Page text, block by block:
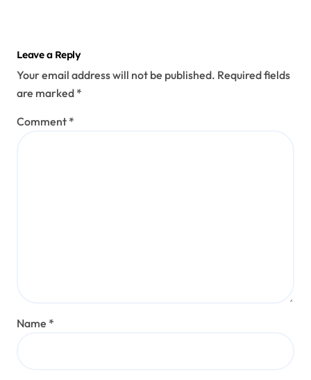
Leave a Reply
Your email address will not be published. Required fields
are marked *
Comment *
Name *